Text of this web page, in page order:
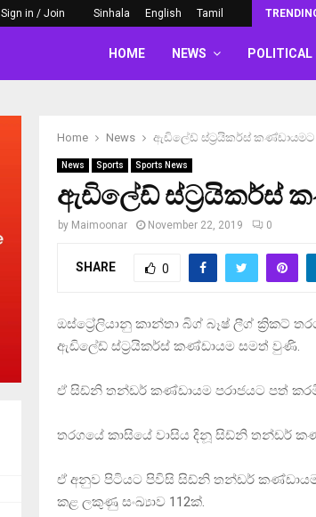
Sign in / Join Sinhala English Tamil
HOME NEWS POLITICAL
Home News ඇඩිලේඩ් ස්ට්‍රයිකර්ස්
News Sports Sports News
ඇඩිලේඩ් ස්ට්‍රයිකර්ස්
by Maimoonar November 22, 2019 0
SHARE 0
ඔස්ට්‍රේලියානු කාන්තා බිග් බෑෂ් ලීග් ක්‍රිකට්
ඇඩිලේඩ් ස්ට්‍රයිකර්ස් කණ්ඩායම සමත් වුණි.
ඒ සිඩ්නි තන්ඩර් කණ්ඩායම පරාජයට පත්
තරගයේ කාසියේ වාසිය දිනූ සිඩ්නි තන්ඩර්
ඒ අනුව පිටියට පිවිසි සිඩ්නි තන්ඩර්
කළ ලකුණු සංඛ්‍යාව 112ක්.